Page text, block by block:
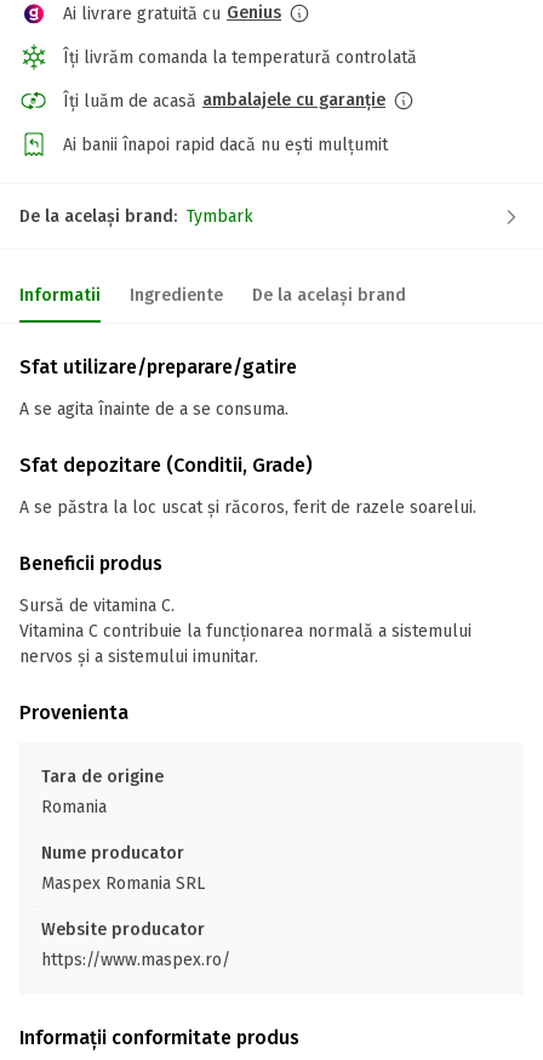
Ai livrare gratuită cu Genius
Îți livrăm comanda la temperatură controlată
Îți luăm de acasă ambalajele cu garanție
Ai banii înapoi rapid dacă nu ești mulțumit
De la același brand: Tymbark
Informatii Ingrediente De la același brand
Sfat utilizare/preparare/gatire
A se agita înainte de a se consuma.
Sfat depozitare (Conditii, Grade)
A se păstra la loc uscat şi răcoros, ferit de razele soarelui.
Beneficii produs
Sursă de vitamina C.
Vitamina C contribuie la funcţionarea normală a sistemului
nervos şi a sistemului imunitar.
Provenienta
Tara de origine
Romania
Nume producator
Maspex Romania SRL
Website producator
https://www.maspex.ro/
Informații conformitate produs